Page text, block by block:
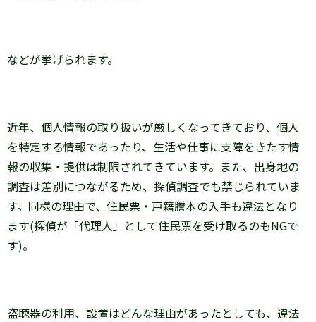
などが挙げられます。
近年、個人情報の取り扱いが厳しくなってきており、個人
を特定する情報であったり、生活や仕事に支障をきたす情
報の収集・提供は制限されてきています。また、出身地の
調査は差別につながるため、探偵調査でも禁じられていま
す。同様の理由で、住民票・戸籍謄本の入手も違法となり
ます(探偵が「代理人」として住民票を受け取るのもNGで
す)。
盗聴器の利用、設置はどんな理由があったとしても、違法